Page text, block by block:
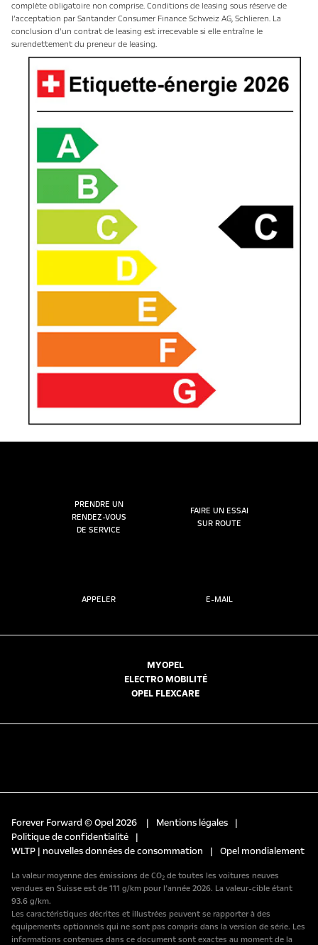
complète obligatoire non comprise. Conditions de leasing sous réserve de
l’acceptation par Santander Consumer Finance Schweiz AG, Schlieren. La
conclusion d’un contrat de leasing est irrecevable si elle entraîne le
surendettement du preneur de leasing.
PRENDRE UN
RENDEZ-VOUS
DE SERVICE
FAIRE UN ESSAI
SUR ROUTE
APPELER E-MAIL
MYOPEL
ELECTRO MOBILITÉ
OPEL FLEXCARE
Forever Forward © Opel 2026 | Mentions légales
|
Politique de confidentialité
|
WLTP | nouvelles données de consommation
| Opel mondialement
La valeur moyenne des émissions de CO₂ de toutes les voitures neuves
vendues en Suisse est de 111 g/km pour l’année 2026. La valeur-cible étant
93.6 g/km.
Les caractéristiques décrites et illustrées peuvent se rapporter à des
équipements optionnels qui ne sont pas compris dans la version de série. Les
informations contenues dans ce document sont exactes au moment de la